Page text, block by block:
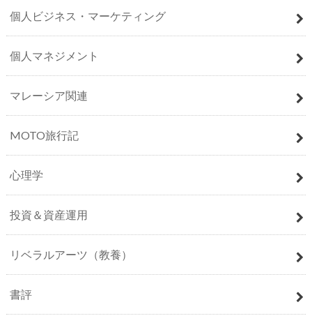
個人ビジネス・マーケティング
個人マネジメント
マレーシア関連
MOTO旅行記
心理学
投資＆資産運用
リベラルアーツ（教養）
書評